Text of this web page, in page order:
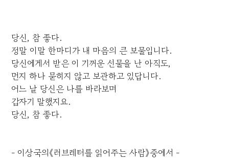
당신, 참 좋다.
정말 이말 한마디가 내 마음의 큰 보물입니다.
당신에게서 받은 이 기꺼운 선물을 난 아직도,
먼지 하나 묻히지 않고 보관하고 있답니다.
어느 날 당신은 나를 바라보며
갑자기 말했지요.
당신, 참 좋다.
- 이상국의《러브레터를 읽어주는 사람》중에서 -